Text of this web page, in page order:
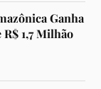
Ganha
R$ 1,7 Milhão